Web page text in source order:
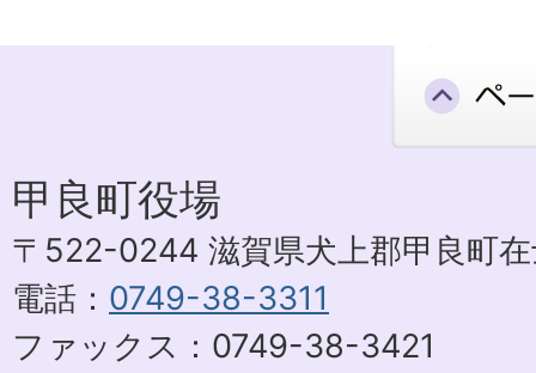
甲良町役場
〒522-0244 滋賀県犬上郡甲良町
電話： 0749-38-3311
ファックス：0749-38-3421